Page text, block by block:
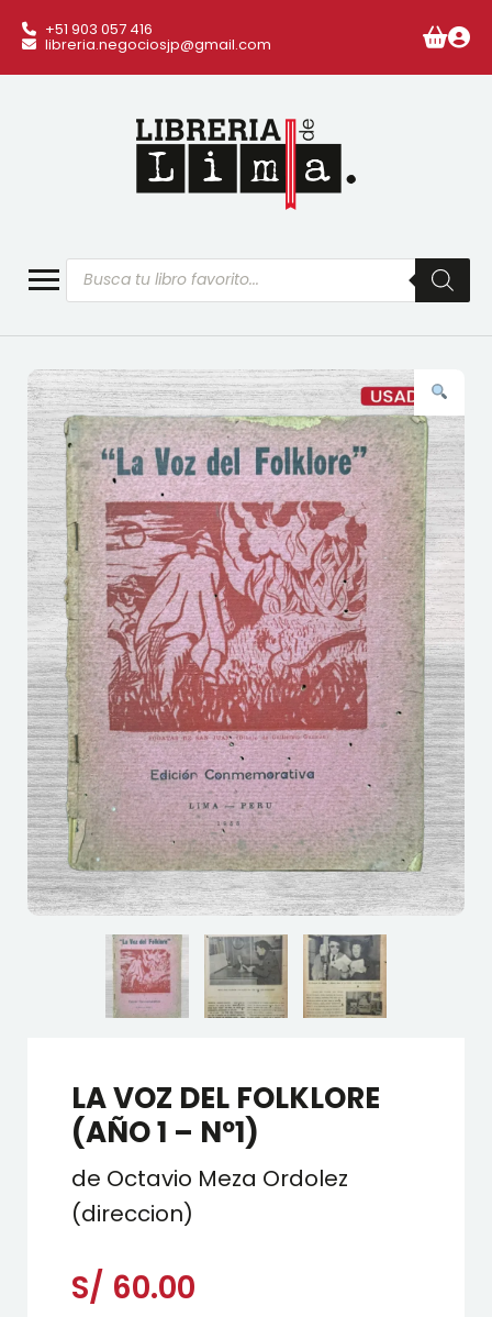
+51 903 057 416
libreria.negociosjp@gmail.com
Búsqueda
de
productos
LA VOZ DEL FOLKLORE
(AÑO 1 – Nº1)
de Octavio Meza Ordolez
(direccion)
S/ 60.00